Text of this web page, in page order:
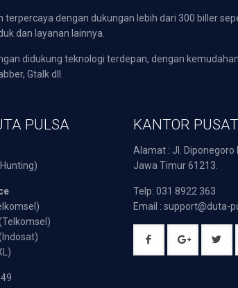
dengan dukungan lebih dari 300 biller
dan layanan lainnya.
didukung teknologi terdepan, dengan
Gtalk dll.
PULSA KANTOR PUSAT
Alamat : Jl. Diponegoro
Jawa Timur 61213.
Telp: 031 8922 363
Email : support@duta-